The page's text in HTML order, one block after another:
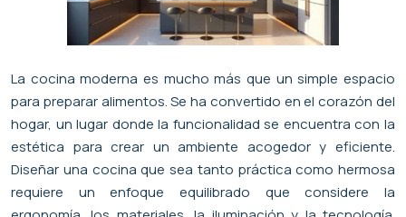
La cocina moderna es mucho más que un simple espacio
para preparar alimentos. Se ha convertido en el corazón del
hogar, un lugar donde la funcionalidad se encuentra con la
estética para crear un ambiente acogedor y eficiente.
Diseñar una cocina que sea tanto práctica como hermosa
requiere un enfoque equilibrado que considere la